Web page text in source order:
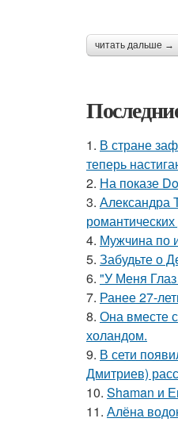
читать дальше →
1. В стране
теперь
2. На показе
3. Александра
4. Мужчина по
5. Забудьте о
6. "У Меня
7. Ранее 27-
8. Она вместе
холандом.
9. В сети
Дмитриев)
10. Shaman и
11. Алёна